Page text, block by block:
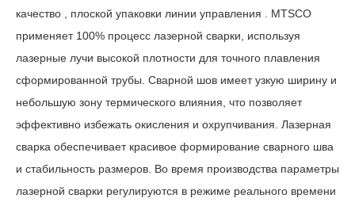
качество плоской упаковки линии управления
. MTSCO
применяет 100% процесс лазерной сварки, используя
лазерные лучи высокой плотности для точного плавления
сформированной трубы. Сварной шов имеет узкую ширину и
небольшую зону термического влияния, что позволяет
эффективно избежать окисления и охрупчивания. Лазерная
сварка обеспечивает красивое формирование сварного шва
и стабильность размеров. Во время производства параметры
лазерной сварки регулируются в режиме реального времени